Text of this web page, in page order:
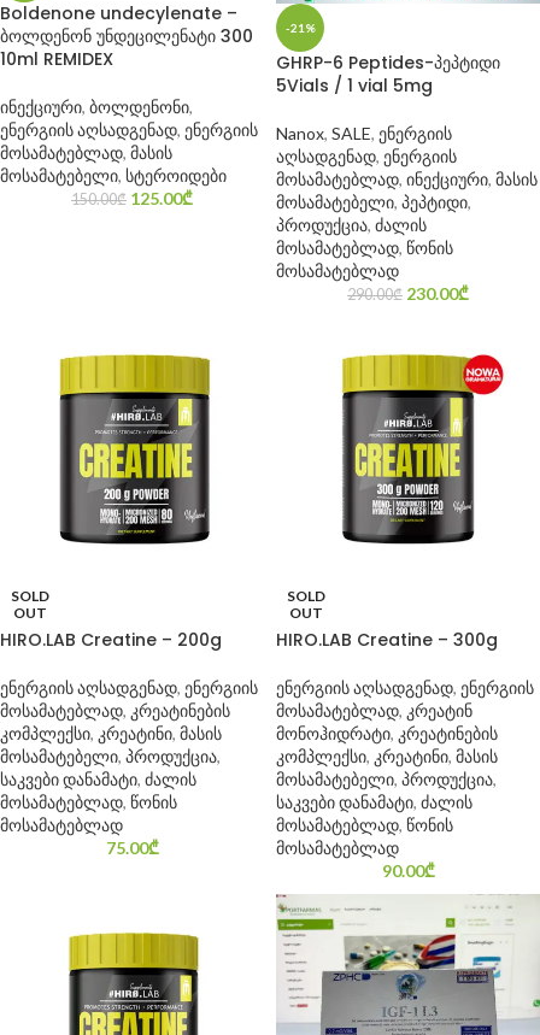
Boldenone undecylenate –
ბოლდენონ უნდეცილენატი 300
10ml REMIDEX
ინექციური, ბოლდენონი,
ენერგიის აღსადგენად, ენერგიის
მოსამატებლად, მასის
მოსამატებელი, სტეროიდები
150.00₾ 125.00₾
-21%
GHRP-6 Peptides-პეპტიდი
5Vials / 1 vial 5mg
Nanox, SALE, ენერგიის
აღსადგენად, ენერგიის
მოსამატებლად, ინექციური, მასის
მოსამატებელი, პეპტიდი,
პროდუქცია, ძალის
მოსამატებლად, წონის
მოსამატებლად
290.00₾ 230.00₾
SOLD
OUT
HIRO.LAB Creatine – 200g
ენერგიის აღსადგენად, ენერგიის
მოსამატებლად, კრეატინების
კომპლექსი, კრეატინი, მასის
მოსამატებელი, პროდუქცია,
საკვები დანამატი, ძალის
მოსამატებლად, წონის
მოსამატებლად
75.00₾
SOLD
OUT
HIRO.LAB Creatine – 300g
ენერგიის აღსადგენად, ენერგიის
მოსამატებლად, კრეატინ
მონოჰიდრატი, კრეატინების
კომპლექსი, კრეატინი, მასის
მოსამატებელი, პროდუქცია,
საკვები დანამატი, ძალის
მოსამატებლად, წონის
მოსამატებლად
90.00₾